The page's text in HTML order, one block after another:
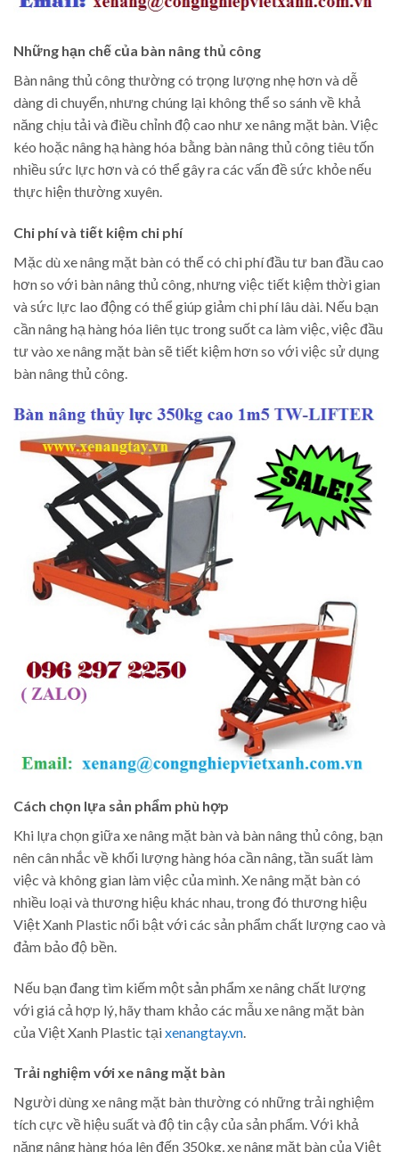
Những hạn chế của bàn nâng thủ công
Bàn nâng thủ công thường có trọng lượng nhẹ hơn và dễ
dàng di chuyển, nhưng chúng lại không thể so sánh về khả
năng chịu tải và điều chỉnh độ cao như xe nâng mặt bàn. Việc
kéo hoặc nâng hạ hàng hóa bằng bàn nâng thủ công tiêu tốn
nhiều sức lực hơn và có thể gây ra các vấn đề sức khỏe nếu
thực hiện thường xuyên.
Chi phí và tiết kiệm chi phí
Mặc dù xe nâng mặt bàn có thể có chi phí đầu tư ban đầu cao
hơn so với bàn nâng thủ công, nhưng việc tiết kiệm thời gian
và sức lực lao động có thể giúp giảm chi phí lâu dài. Nếu bạn
cần nâng hạ hàng hóa liên tục trong suốt ca làm việc, việc đầu
tư vào xe nâng mặt bàn sẽ tiết kiệm hơn so với việc sử dụng
bàn nâng thủ công.
Cách chọn lựa sản phẩm phù hợp
Khi lựa chọn giữa xe nâng mặt bàn và bàn nâng thủ công, bạn
nên cân nhắc về khối lượng hàng hóa cần nâng, tần suất làm
việc và không gian làm việc của mình. Xe nâng mặt bàn có
nhiều loại và thương hiệu khác nhau, trong đó thương hiệu
Việt Xanh Plastic nổi bật với các sản phẩm chất lượng cao và
đảm bảo độ bền.
Nếu bạn đang tìm kiếm một sản phẩm xe nâng chất lượng
với giá cả hợp lý, hãy tham khảo các mẫu xe nâng mặt bàn
của Việt Xanh Plastic tạixenangtay.vn
Trải nghiệm với xe nâng mặt bàn
Người dùng xe nâng mặt bàn thường có những trải nghiệm
tích cực về hiệu suất và độ tin cậy của sản phẩm. Với khả
năng nâng hàng hóa lên đến 350kg, xe nâng mặt bàn của Việt